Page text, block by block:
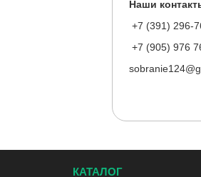
Наши
+7 (391) 296-
+7 (905) 976
КАТАЛОГ